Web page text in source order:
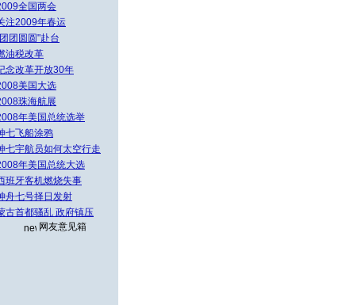
全国两会
注2009年春运
团圆圆"赴台
油税改革
念改革开放30年
美国大选
珠海航展
年美国总统选举
七飞船涂鸦
七宇航员如何太空行走
年美国总统大选
班牙客机燃烧失事
舟七号择日发射
古首都骚乱 政府镇压
网友意见箱